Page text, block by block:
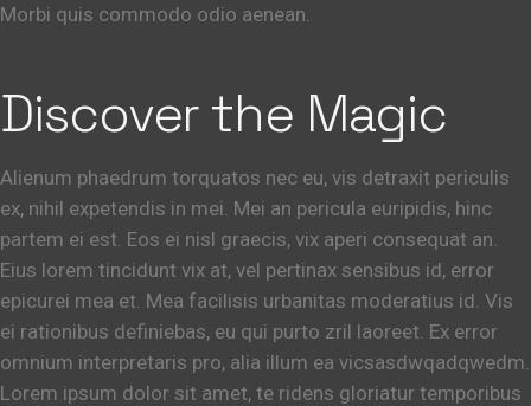
Morbi quis commodo odio aenean.
Discover the Magic
Alienum phaedrum torquatos nec eu, vis detraxit periculis
ex, nihil expetendis in mei. Mei an pericula euripidis, hinc
partem ei est. Eos ei nisl graecis, vix aperi consequat an.
Eius lorem tincidunt vix at, vel pertinax sensibus id, error
epicurei mea et. Mea facilisis urbanitas moderatius id. Vis
ei rationibus definiebas, eu qui purto zril laoreet. Ex error
omnium interpretaris pro, alia illum ea vicsasdwqadqwedm.
Lorem ipsum dolor sit amet, te ridens gloriatur temporibus